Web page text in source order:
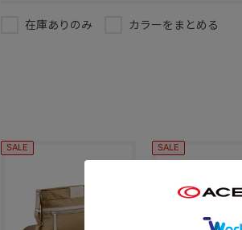
在庫ありのみ カラーをまとめる
SALE SALE